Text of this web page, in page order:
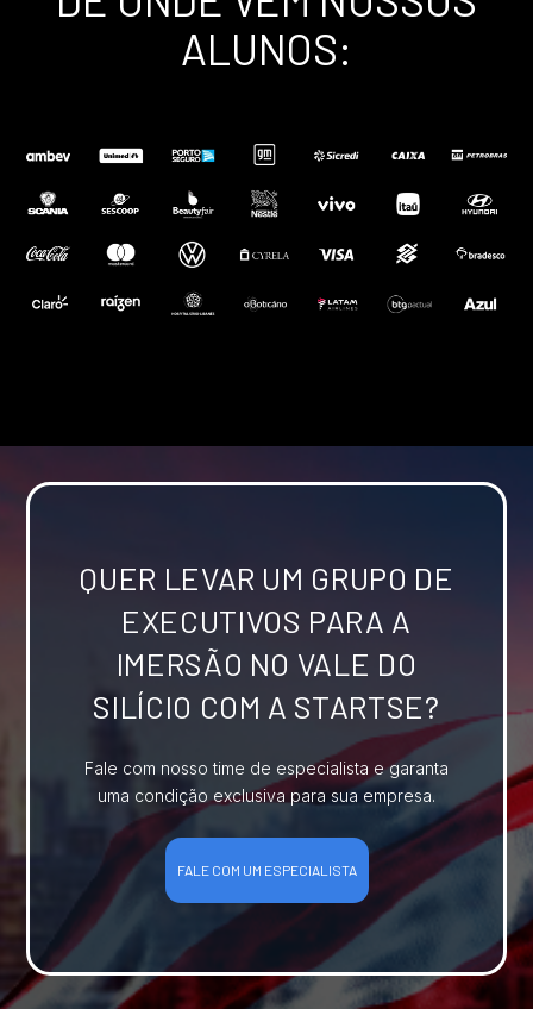
ALUNOS:
QUER LEVAR UM GRUPO DE
EXECUTIVOS PARA A
IMERSÃO NO VALE DO
SILÍCIO COM A STARTSE?
Fale com nosso time de especialista e garanta
uma condição exclusiva para sua empresa.
FALE COM UM ESPECIALISTA